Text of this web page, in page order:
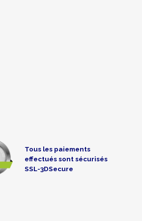
Tous les paiements
effectués sont sécurisés
SSL-3DSecure